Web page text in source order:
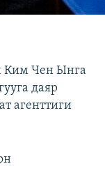
Ким Чен Ынга
даяр
агенттиги